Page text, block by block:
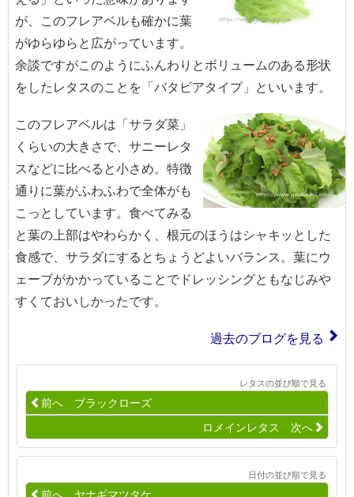
が、このフレアベルも確かに葉
がゆらゆらと広がっています。
余談ですがこのようにふんわりとボリュームのある形状
をしたレタスのことを「バタビアタイプ」といいます。
このフレアベルは「サラダ菜」
くらいの大きさで、サニーレタ
スなどに比べると小さめ。特徴
通りに葉がふわふわで全体がも
こっとしています。食べてみる
と葉の上部はやわらかく、根元のほうはシャキッとした
食感で、サラダにするとちょうどよいバランス。葉にウ
ェーブがかかっていることでドレッシングともなじみや
すくておいしかったです。
過去のブログを見る
レタスの並び順で見る
前へ ブラックローズ
ロメインレタス 次へ
日付の並び順で見る